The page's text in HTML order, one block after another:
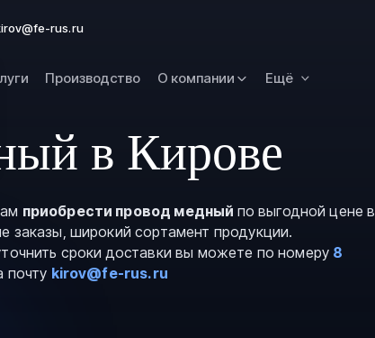
rus.ru
Производство О компании Ещё
в Кирове
приобрести провод медный по выгодной цене в
заказы, широкий сортамент продукции.
сроки доставки вы можете по номеру 8
почту kirov@fe-rus.ru